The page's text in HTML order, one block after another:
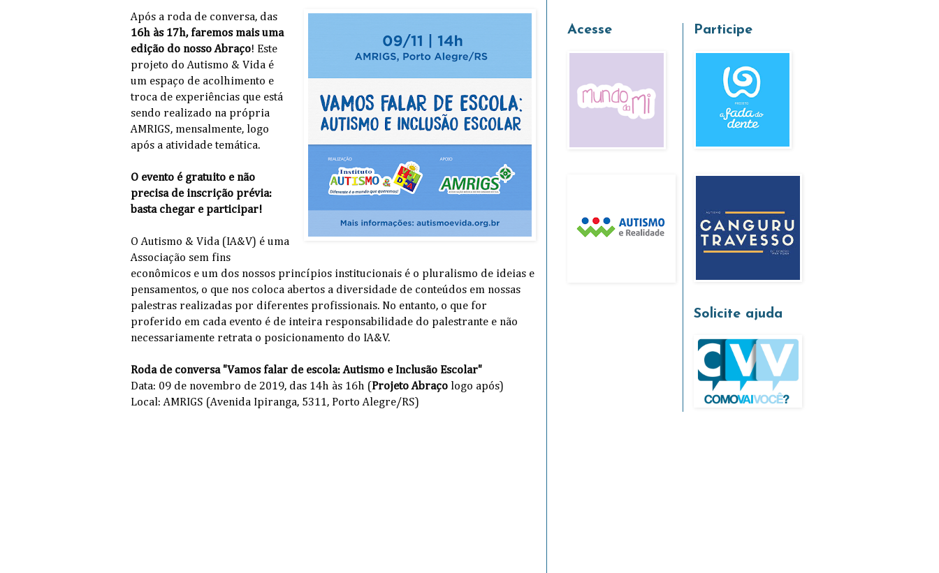
Após a roda de conversa, das
16h às 17h, faremos mais uma
edição do nosso Abraço! Este
projeto do Autismo & Vida é
um espaço de acolhimento e
troca de experiências que está
sendo realizado na própria
AMRIGS, mensalmente, logo
após a atividade temática.
O evento é gratuito e não
precisa de inscrição prévia:
basta chegar e participar!
O Autismo & Vida (IA&V) é uma
Associação sem fins
econômicos e um dos nossos princípios institucionais é o pluralismo de ideias e
pensamentos, o que nos coloca abertos a diversidade de conteúdos em nossas
palestras realizadas por diferentes profissionais. No entanto, o que for
proferido em cada evento é de inteira responsabilidade do palestrante e não
necessariamente retrata o posicionamento do IA&V.
Roda de conversa "Vamos falar de escola: Autismo e Inclusão Escolar"
Data: 09 de novembro de 2019, das 14h às 16h (Projeto Abraço logo após)
Local: AMRIGS (Avenida Ipiranga, 5311, Porto Alegre/RS)
Acesse Participe
Solicite ajuda